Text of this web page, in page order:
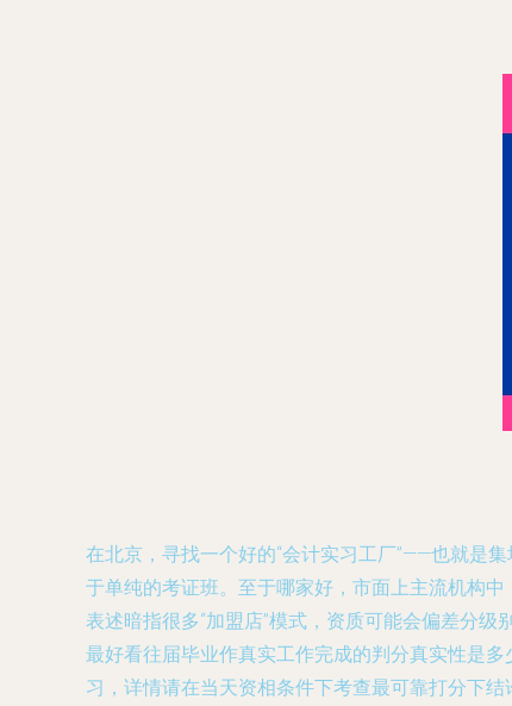
在北京，寻找一个好的“会计实习工厂”——也就是
于单纯的考证班。至于哪家好，市面上主流机构中
表述暗指很多“加盟店”模式，资质可能会偏差分
最好看往届毕业作真实工作完成的判分真实性是
习，详情请在当天资相条件下考查最可靠打分下